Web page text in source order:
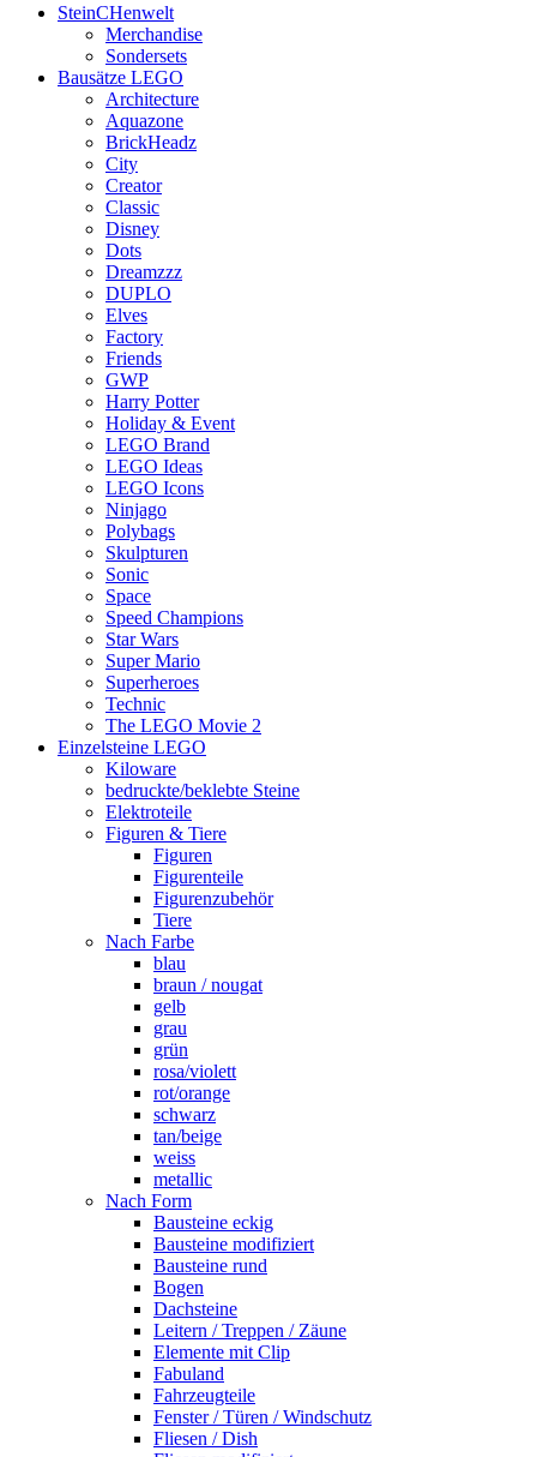
SteinCHenwelt
Merchandise
Sondersets
Bausätze LEGO
Architecture
Aquazone
BrickHeadz
City
Creator
Classic
Disney
Dots
Dreamzzz
DUPLO
Elves
Factory
Friends
GWP
Harry Potter
Holiday & Event
LEGO Brand
LEGO Ideas
LEGO Icons
Ninjago
Polybags
Skulpturen
Sonic
Space
Speed Champions
Star Wars
Super Mario
Superheroes
Technic
The LEGO Movie 2
Einzelsteine LEGO
Kiloware
bedruckte/beklebte Steine
Elektroteile
Figuren & Tiere
Figuren
Figurenteile
Figurenzubehör
Tiere
Nach Farbe
blau
braun / nougat
gelb
grau
grün
rosa/violett
rot/orange
schwarz
tan/beige
weiss
metallic
Nach Form
Bausteine eckig
Bausteine modifiziert
Bausteine rund
Bogen
Dachsteine
Leitern / Treppen / Zäune
Elemente mit Clip
Fabuland
Fahrzeugteile
Fenster / Türen / Windschutz
Fliesen / Dish